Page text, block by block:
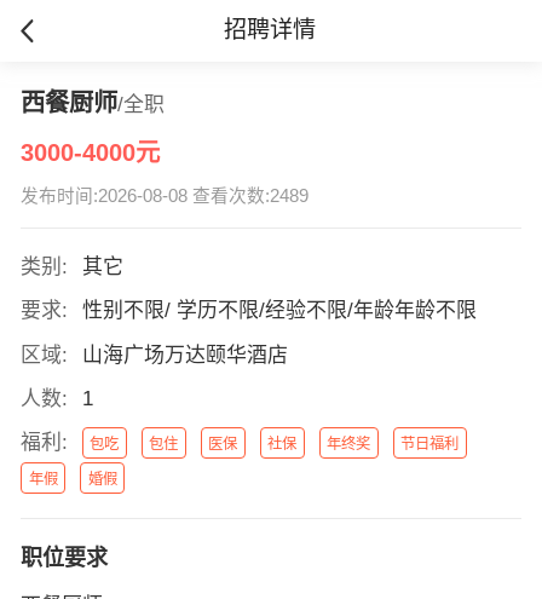
招聘详情
西餐厨师/全职
3000-4000元
发布时间:2026-08-08 查看次数:2489
类别:
其它
要求:
性别不限/ 学历不限/经验不限/年龄年龄不限
区域:
山海广场万达颐华酒店
人数:
1
福利:
包吃 包住 医保 社保 年终奖 节日福利
年假 婚假
职位要求